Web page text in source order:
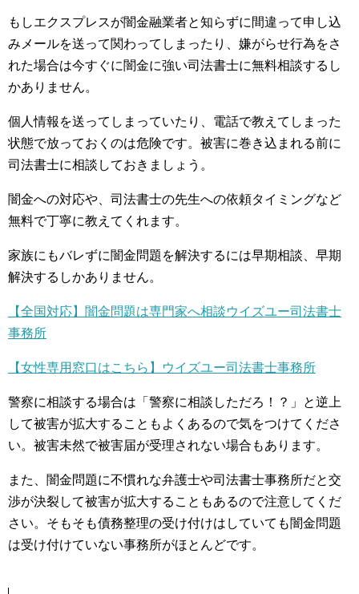
もしエクスプレスが闇金融業者と知らずに間違って申し込
みメールを送って関わってしまったり、嫌がらせ行為をさ
れた場合は今すぐに闇金に強い司法書士に無料相談するし
かありません。
個人情報を送ってしまっていたり、電話で教えてしまった
状態で放っておくのは危険です。被害に巻き込まれる前に
司法書士に相談しておきましょう。
闇金への対応や、司法書士の先生への依頼タイミングなど
無料で丁寧に教えてくれます。
家族にもバレずに闇金問題を解決するには早期相談、早期
解決するしかありません。
【全国対応】闇金問題は専門家へ相談ウイズユー司法書士
事務所
【女性専用窓口はこちら】ウイズユー司法書士事務所
警察に相談する場合は「警察に相談しただろ！？」と逆上
して被害が拡大することもよくあるので気をつけてくださ
い。被害未然で被害届が受理されない場合もあります。
また、闇金問題に不慣れな弁護士や司法書士事務所だと交
渉が決裂して被害が拡大することもあるので注意してくだ
さい。そもそも債務整理の受け付けはしていても闇金問題
は受け付けていない事務所がほとんどです。